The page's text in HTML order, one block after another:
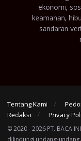
ekonomi,
keamanan,
sandaran
Tentang Kami
Redaksi
Privacy
© 2020 - 2026 PT. BACA
dilindungi undang-undang.